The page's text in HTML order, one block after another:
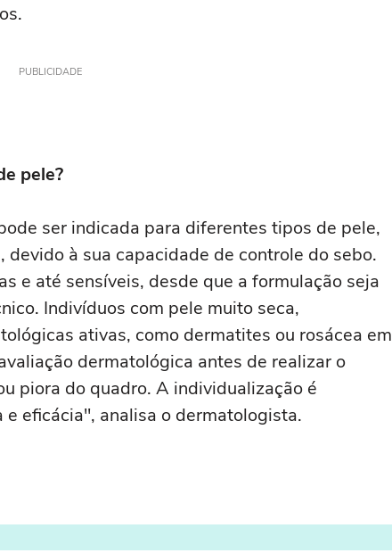
PUBLICIDADE
pele?
ser indicada para diferentes tipos de pele,
devido à sua capacidade de controle do sebo.
e até sensíveis, desde que a formulação seja
Indivíduos com pele muito seca,
ativas, como dermatites ou rosácea em
dermatológica antes de realizar o
piora do quadro. A individualização é
eficácia", analisa o dermatologista.